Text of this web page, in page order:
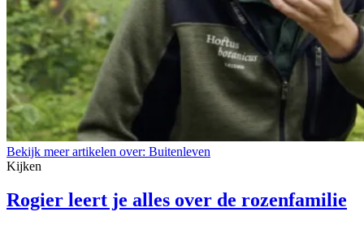
Bekijk meer artikelen over: Buitenleven
Kijken
Rogier leert je alles over de rozenfamilie